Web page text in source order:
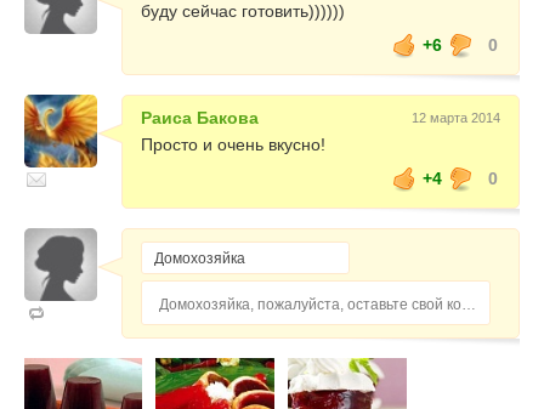
буду сейчас готовить))))))
+6
0
Раиса Бакова 12 марта 2014
Просто и очень вкусно!
+4
0
Домохозяйка, пожалуйста, оставьте свой комментарий...